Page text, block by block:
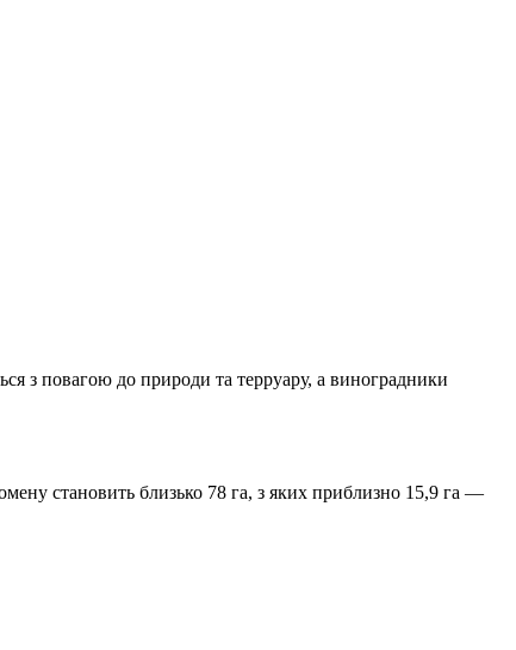
з повагою до природи та терруару, а виноградники
становить близько 78 га, з яких приблизно 15,9 га —